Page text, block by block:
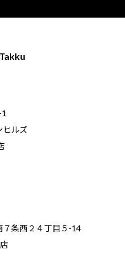
ヒルズ
条西２４丁目５-14